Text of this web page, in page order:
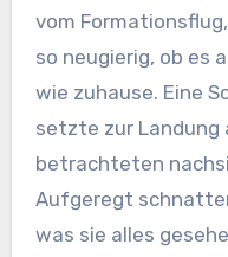
vom
so neugierig, ob es
wie zuhause. Eine
setzte zur Landung
betrachteten
Aufgeregt
was sie alles